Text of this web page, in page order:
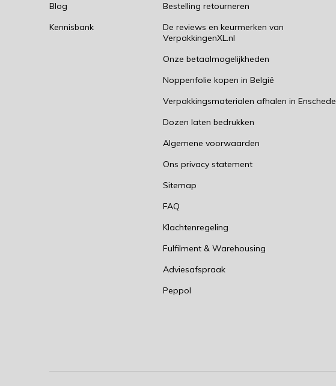
Blog
Kennisbank
Bestelling retourneren
De reviews en keurmerken van
VerpakkingenXL.nl
Onze betaalmogelijkheden
Noppenfolie kopen in België
Verpakkingsmaterialen afhalen in Enschede
Dozen laten bedrukken
Algemene voorwaarden
Ons privacy statement
Sitemap
FAQ
Klachtenregeling
Fulfilment & Warehousing
Adviesafspraak
Peppol